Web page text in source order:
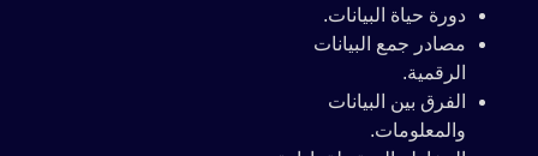
دورة حياة البيانات.
مصادر جمع البيانات
الرقمية.
الفرق بين البيانات
والمعلومات.